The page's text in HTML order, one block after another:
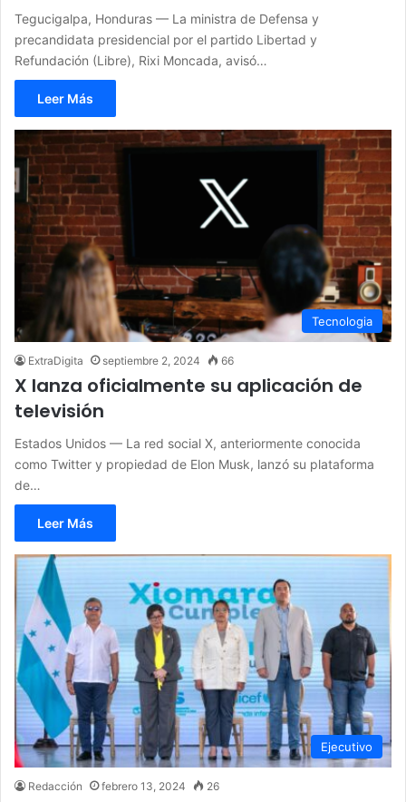
Tegucigalpa, Honduras — La ministra de Defensa y
precandidata presidencial por el partido Libertad y
Refundación (Libre), Rixi Moncada, avisó…
Leer Más
Tecnologia
ExtraDigita septiembre 2, 2024 66
X lanza oficialmente su aplicación de
televisión
Estados Unidos — La red social X, anteriormente conocida
como Twitter y propiedad de Elon Musk, lanzó su plataforma
de…
Leer Más
Ejecutivo
Redacción febrero 13, 2024 26